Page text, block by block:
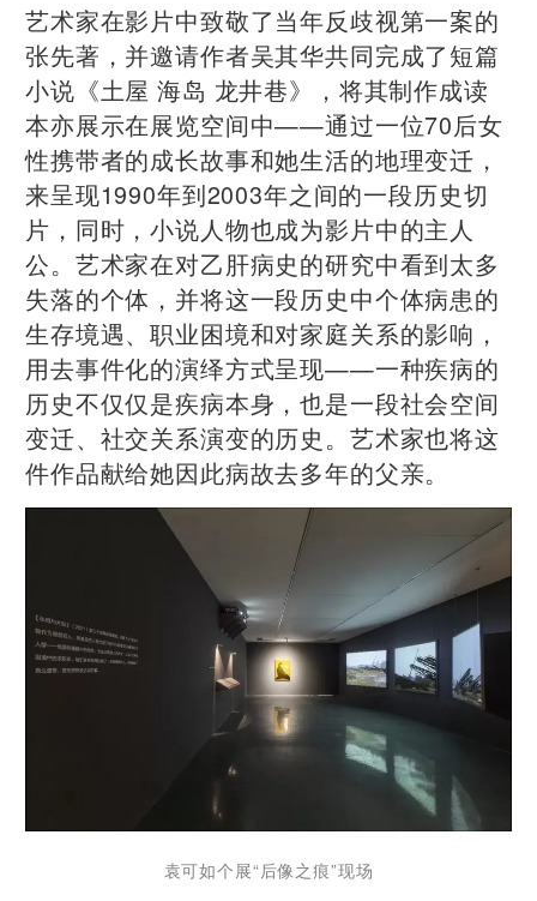
艺术家在影片中致敬了当年反歧视第一案的
张先著，并邀请作者吴其华共同完成了短篇
小说《土屋 海岛 龙井巷》，将其制作成读
本亦展示在展览空间中——通过一位70后女
性携带者的成长故事和她生活的地理变迁，
来呈现1990年到2003年之间的一段历史切
片，同时，小说人物也成为影片中的主人
公。艺术家在对乙肝病史的研究中看到太多
失落的个体，并将这一段历史中个体病患的
生存境遇、职业困境和对家庭关系的影响，
用去事件化的演绎方式呈现——一种疾病的
历史不仅仅是疾病本身，也是一段社会空间
变迁、社交关系演变的历史。艺术家也将这
件作品献给她因此病故去多年的父亲。
袁可如个展“后像之痕”现场